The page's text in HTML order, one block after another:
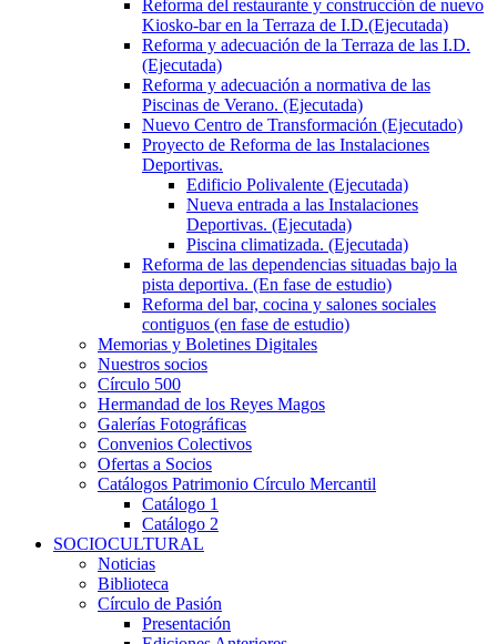
Reforma del restaurante y construcción de nuevo
Kiosko-bar en la Terraza de I.D.(Ejecutada)
Reforma y adecuación de la Terraza de las I.D.
(Ejecutada)
Reforma y adecuación a normativa de las
Piscinas de Verano. (Ejecutada)
Nuevo Centro de Transformación (Ejecutado)
Proyecto de Reforma de las Instalaciones
Deportivas.
Edificio Polivalente (Ejecutada)
Nueva entrada a las Instalaciones
Deportivas. (Ejecutada)
Piscina climatizada. (Ejecutada)
Reforma de las dependencias situadas bajo la
pista deportiva. (En fase de estudio)
Reforma del bar, cocina y salones sociales
contiguos (en fase de estudio)
Memorias y Boletines Digitales
Nuestros socios
Círculo 500
Hermandad de los Reyes Magos
Galerías Fotográficas
Convenios Colectivos
Ofertas a Socios
Catálogos Patrimonio Círculo Mercantil
Catálogo 1
Catálogo 2
SOCIOCULTURAL
Noticias
Biblioteca
Círculo de Pasión
Presentación